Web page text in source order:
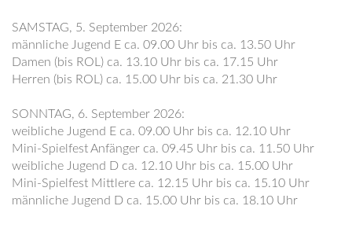
SAMSTAG, 5. September 2026:
männliche Jugend E ca. 09.00 Uhr bis ca. 13.50 Uhr
Damen (bis ROL) ca. 13.10 Uhr bis ca. 17.15 Uhr
Herren (bis ROL) ca. 15.00 Uhr bis ca. 21.30 Uhr
SONNTAG, 6. September 2026:
weibliche Jugend E ca. 09.00 Uhr bis ca. 12.10 Uhr
Mini-Spielfest Anfänger ca. 09.45 Uhr bis ca. 11.50 Uhr
weibliche Jugend D ca. 12.10 Uhr bis ca. 15.00 Uhr
Mini-Spielfest Mittlere ca. 12.15 Uhr bis ca. 15.10 Uhr
männliche Jugend D ca. 15.00 Uhr bis ca. 18.10 Uhr